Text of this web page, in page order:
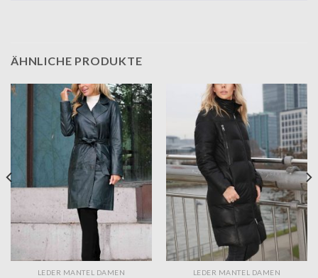
ÄHNLICHE PRODUKTE
LEDER MANTEL DAMEN LEDER MANTEL DAMEN